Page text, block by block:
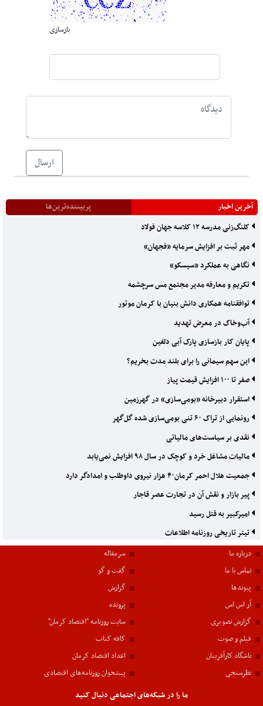
بازسازی
ارسال
آخرین اخبار
پربیننده‌ترین‌ها
کلنگ‌زنی مدرسه ۱۲ کلاسه جهان فولاد
مهر ثبت بر افزایش سرمایه «فجهان»
نگاهی به عملکرد «سیسکو»
تکریم و معارفه مدیر مجتمع مس سرچشمه
توافقنامه همکاری دانش بنیان با کرمان موتور
آب‌وخاک در معرض تهدید
پایان کار بازسازی پارک آبی دلفین
این سهم سیمانی را برای بلند مدت بخریم؟
صفر تا ۱۰۰ افزایش قیمت پیاز
استقرار دبیرخانه «بومی‌سازی» در گهرزمین
رونمایی از تراک ۶۰ تنی بومی‌سازی شده گل‌گهر
نقدی بر سیاست‌های مالیاتی
مالیات مشاغل خرد و کوچک در سال ۹۸ افزایش نمی‌یابد
جمعیت هلال احمر کرمان۴۰ هزار نیروی داوطلب و امدادگر دارد
پیر بازار و نقش آن در تجارت عصر قاجار
امیرکبیر به قتل رسید
تیتر تاریخی روزنامه اطلاعات
درباره ما
تماس با ما
پیوندها
آر اس اس
سرمقاله
گفت و گو
گزارش
پرونده
گزارش تصویری
فیلم و صوت
باشگاه کارآفرینان
نظرسنجی
سایت روزنامه "اقتصاد کرمان"
کافه کتاب
اعداد اقتصاد کرمان
پیشخوان روزنامه‌های اقتصادی
ما را در شبکه‌های اجتماعی دنبال کنید